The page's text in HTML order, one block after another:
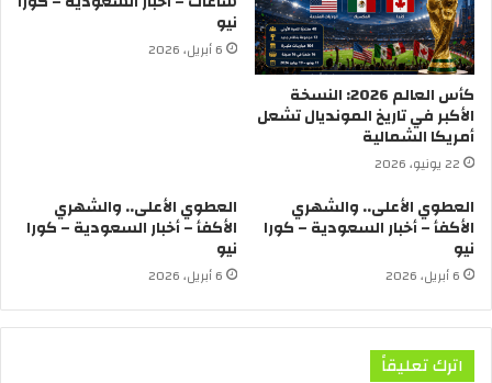
كأس العالم 2026: النسخة
الأكبر في تاريخ المونديال تشعل
أمريكا الشمالية
22 يونيو، 2026
نيو
6 أبريل، 2026
العطوي الأعلى.. والشهري
الأكفأ – أخبار السعودية – كورا
نيو
6 أبريل، 2026
العطوي الأعلى.. والشهري
الأكفأ – أخبار السعودية – كورا
نيو
6 أبريل، 2026
اترك تعليقاً